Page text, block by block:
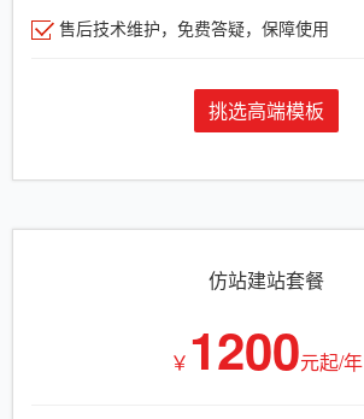
售后技术维护，免费答疑，保障使用
挑选高端模板
仿站建站套餐
￥ 1200元起/年